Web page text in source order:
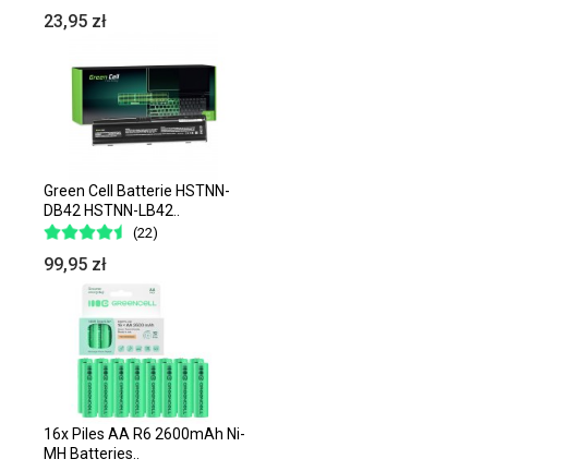
23,95 zł
Green Cell Batterie HSTNN-
DB42 HSTNN-LB42..
(22)
99,95 zł
16x Piles AA R6 2600mAh Ni-
MH Batteries..